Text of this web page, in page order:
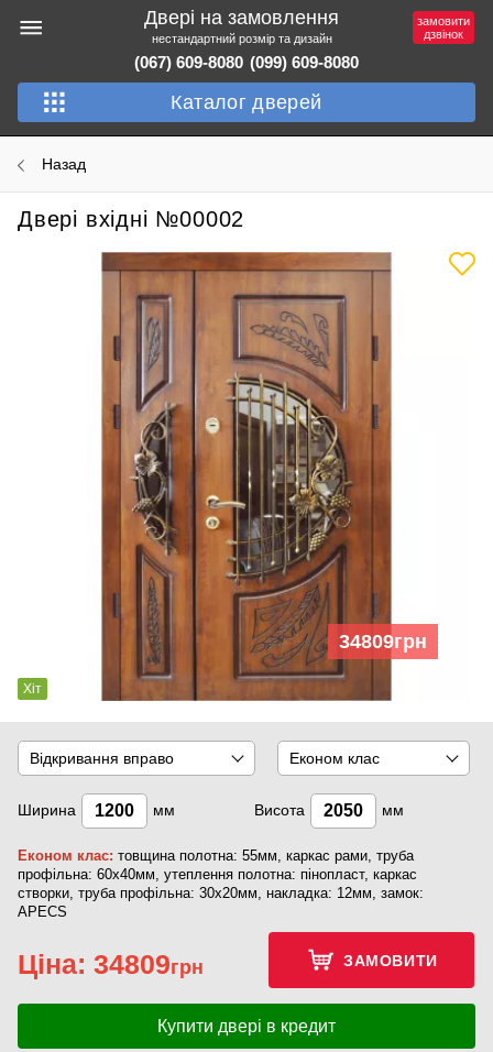
Двері на замовлення
нестандартний розмір та дизайн
(067) 609-8080 (099) 609-8080
Каталог дверей
замовити
дзвінок
Назад
Двері вхідні №00002
34809грн
Хіт
Відкривання вправо Економ клас
Ширина мм Висота мм
Економ клас: товщина полотна: 55мм, каркас рами, труба
профільна: 60х40мм, утеплення полотна: пінопласт, каркас
створки, труба профільна: 30х20мм, накладка: 12мм, замок:
APECS
Ціна: 34809грн ЗАМОВИТИ
Купити двері в кредит